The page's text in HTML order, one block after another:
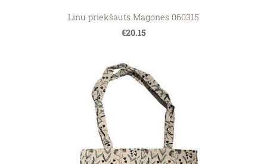
Linu priekšauts Magones 060315
€20.15